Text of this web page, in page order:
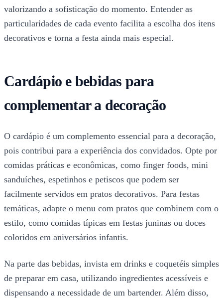
valorizando a sofisticação do momento. Entender as
particularidades de cada evento facilita a escolha dos itens
decorativos e torna a festa ainda mais especial.
Cardápio e bebidas para
complementar a decoração
O cardápio é um complemento essencial para a decoração,
pois contribui para a experiência dos convidados. Opte por
comidas práticas e econômicas, como finger foods, mini
sanduíches, espetinhos e petiscos que podem ser
facilmente servidos em pratos decorativos. Para festas
temáticas, adapte o menu com pratos que combinem com o
estilo, como comidas típicas em festas juninas ou doces
coloridos em aniversários infantis.
Na parte das bebidas, invista em drinks e coquetéis simples
de preparar em casa, utilizando ingredientes acessíveis e
dispensando a necessidade de um bartender. Além disso,